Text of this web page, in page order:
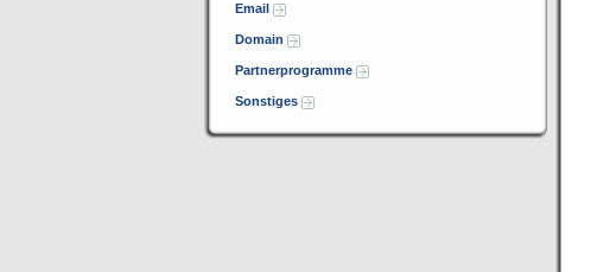
Email
Domain
Partnerprogramme
Sonstiges